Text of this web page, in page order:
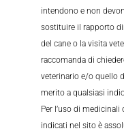
intendono e non
sostituire il rapporto
del cane o la visita
raccomanda di
veterinario e/o quello
merito a qualsiasi
Per l’uso di
indicati nel sito è